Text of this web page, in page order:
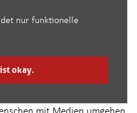
nur funktionelle
okay.
in der Praxis
Methoden, die die
Fachstellen in Köln,
entwickelt und erprobt